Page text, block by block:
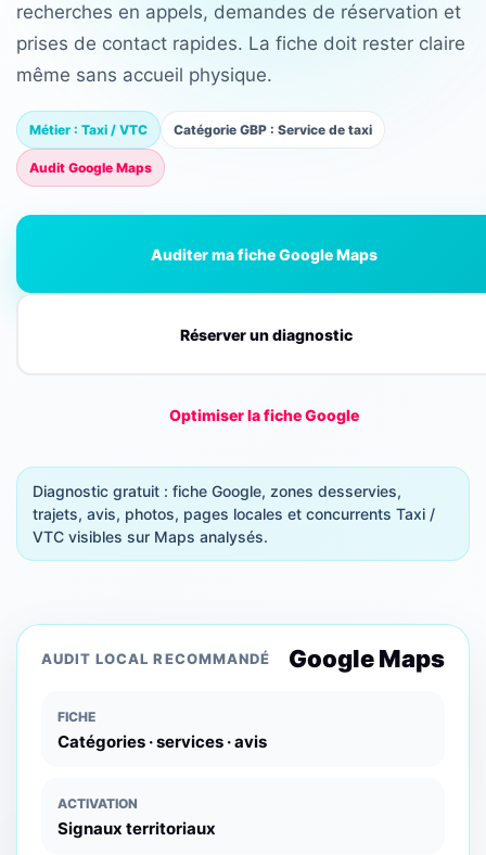
recherches en appels, demandes de réservation et
prises de contact rapides. La fiche doit rester claire
même sans accueil physique.
Métier : Taxi / VTC Catégorie GBP : Service de taxi
Audit Google Maps
Auditer ma fiche Google Maps
Réserver un diagnostic
Optimiser la fiche Google
Diagnostic gratuit : fiche Google, zones desservies,
trajets, avis, photos, pages locales et concurrents Taxi /
VTC visibles sur Maps analysés.
AUDIT LOCAL RECOMMANDÉ Google Maps
FICHE
Catégories · services · avis
ACTIVATION
Signaux territoriaux